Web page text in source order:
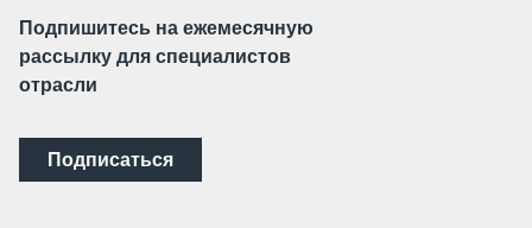
Подпишитесь на ежемесячную
рассылку для специалистов
отрасли
Подписаться